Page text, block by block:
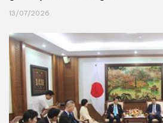
13/07/2026